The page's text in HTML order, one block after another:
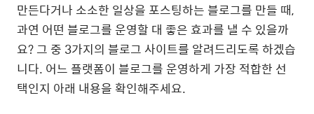
만든다거나 소소한 일상을 포스팅하는 블로그를 만들 때,
과연 어떤 블로그를 운영할 대 좋은 효과를 낼 수 있을까
요? 그 중 3가지의 블로그 사이트를 알려드리도록 하겠습
니다. 어느 플랫폼이 블로그를 운영하게 가장 적합한 선
택인지 아래 내용을 확인해주세요.